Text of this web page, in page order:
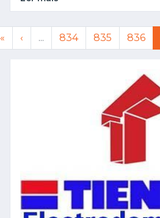
« ‹ ... 834 835 836